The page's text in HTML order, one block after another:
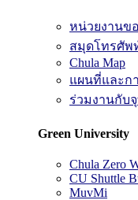
หน่วยงานข
สมุดโทรศัพ
Chula Map
แผนที่และก
ร่วมงานกับ
Green University
Chula Zero
CU Shuttle
MuvMi